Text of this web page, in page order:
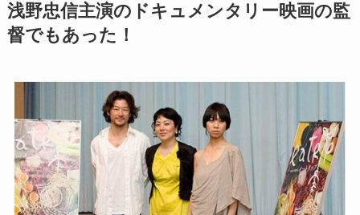
浅野忠信主演のドキュメンタリー映画の監
督でもあった！